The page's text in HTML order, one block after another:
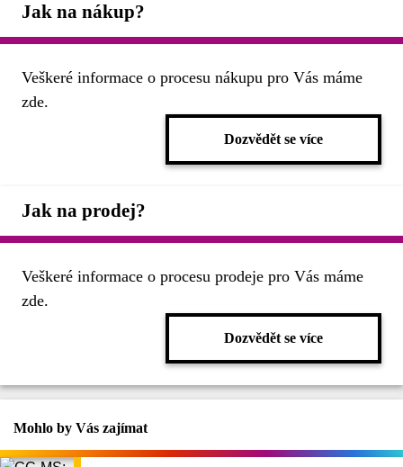
Jak na nákup?
Veškeré informace o procesu nákupu pro Vás máme
zde.
Dozvědět se více
Jak na prodej?
Veškeré informace o procesu prodeje pro Vás máme
zde.
Dozvědět se více
Mohlo by Vás zajímat